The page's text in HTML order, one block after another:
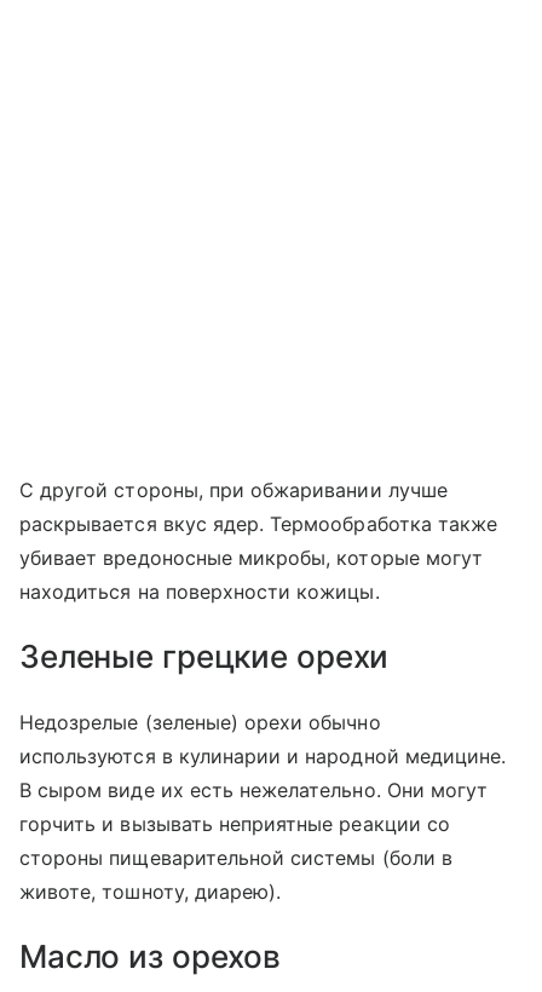
С другой стороны, при обжаривании лучше
раскрывается вкус ядер. Термообработка также
убивает вредоносные микробы, которые могут
находиться на поверхности кожицы.
Зеленые грецкие орехи
Недозрелые (зеленые) орехи обычно
используются в кулинарии и народной медицине.
В сыром виде их есть нежелательно. Они могут
горчить и вызывать неприятные реакции со
стороны пищеварительной системы (боли в
животе, тошноту, диарею).
Масло из орехов